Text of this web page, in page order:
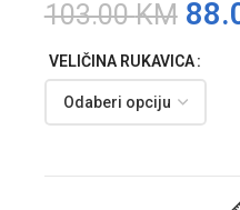
103.00KM
VELIČINA RUKAVICA